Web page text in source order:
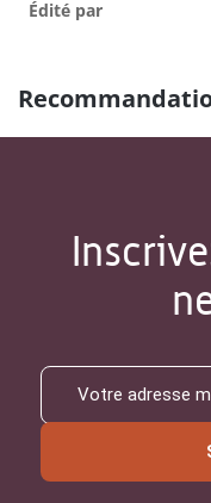
Édité par